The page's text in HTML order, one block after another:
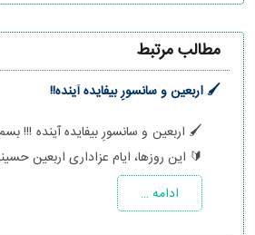
مطالب مرتبط
🖌 اربعین و سانسورِ بیفایده آینده!!
🖌 اربعین و سانسورِ بیفایده آینده !!!
🔰 این روزها، ایام عزاداری اربعین
ادامه …